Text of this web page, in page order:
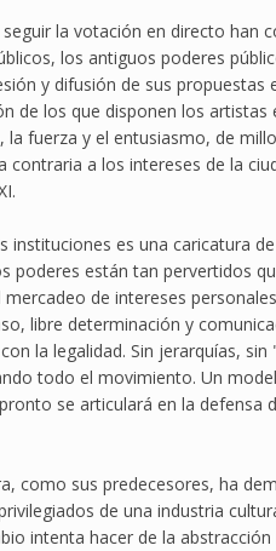
la votación en directo han
los antiguos poderes
y difusión de sus
de los que disponen los artistas
la fuerza y el entusiasmo, de
contraria a los intereses de la
instituciones es una caricatura
poderes están tan pervertidos
de intereses
libre determinación y
la legalidad. Sin jerarquías,
todo el movimiento. Un
se articulará en la defensa
como sus predecesores, ha
de una industria
intenta hacer de la